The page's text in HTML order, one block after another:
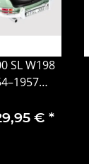
SL W198
€ *